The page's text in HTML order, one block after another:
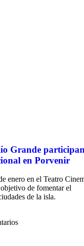
Grande participan
en Porvenir
enero en el Teatro
de fomentar el
de la isla.